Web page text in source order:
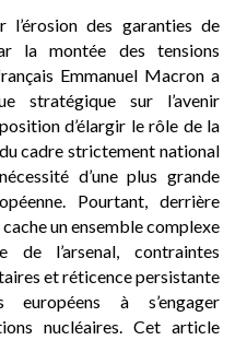
l’érosion des garanties de
la montée des tensions
Emmanuel Macron a
stratégique sur l’avenir
d’élargir le rôle de la
cadre strictement national
d’une plus grande
Pourtant, derrière
un ensemble complexe
de l’arsenal, contraintes
et réticence persistante
européens à s’engager
nucléaires. Cet article